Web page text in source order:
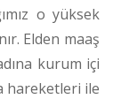
o yüksek
Elden maaş
kurum içi
hareketleri ile